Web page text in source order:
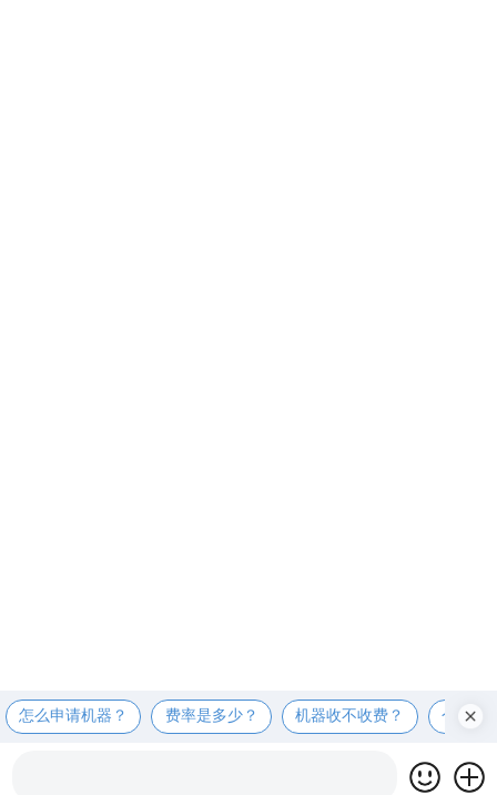
怎么申请机器？ 费率是多少？ 机器收不收费？ 个人可